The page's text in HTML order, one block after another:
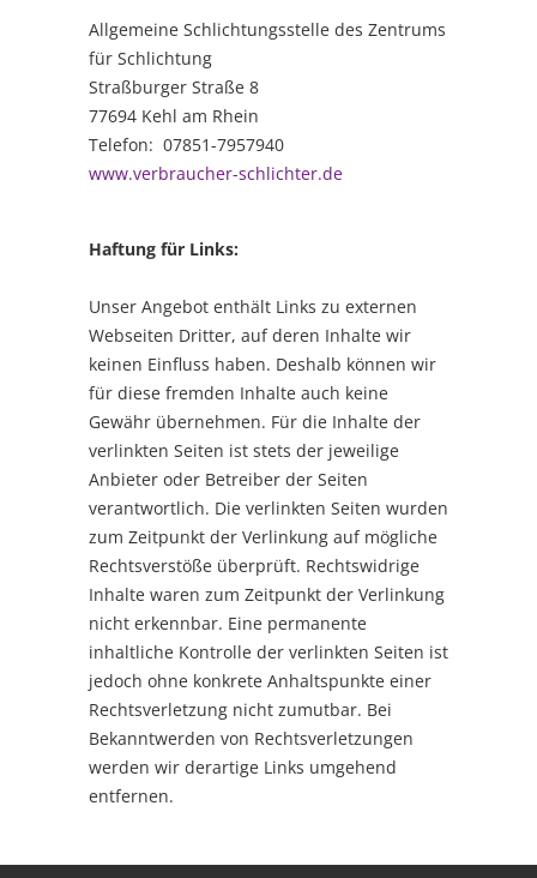
Allgemeine Schlichtungsstelle des Zentrums
für Schlichtung
Straßburger Straße 8
77694 Kehl am Rhein
Telefon: 07851-7957940
www.verbraucher-schlichter.de
Haftung für Links:
Unser Angebot enthält Links zu externen
Webseiten Dritter, auf deren Inhalte wir
keinen Einfluss haben. Deshalb können wir
für diese fremden Inhalte auch keine
Gewähr übernehmen. Für die Inhalte der
verlinkten Seiten ist stets der jeweilige
Anbieter oder Betreiber der Seiten
verantwortlich. Die verlinkten Seiten wurden
zum Zeitpunkt der Verlinkung auf mögliche
Rechtsverstöße überprüft. Rechtswidrige
Inhalte waren zum Zeitpunkt der Verlinkung
nicht erkennbar. Eine permanente
inhaltliche Kontrolle der verlinkten Seiten ist
jedoch ohne konkrete Anhaltspunkte einer
Rechtsverletzung nicht zumutbar. Bei
Bekanntwerden von Rechtsverletzungen
werden wir derartige Links umgehend
entfernen.